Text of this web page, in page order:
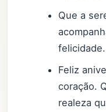
Que a
felicidade.
Feliz
coração.
realeza